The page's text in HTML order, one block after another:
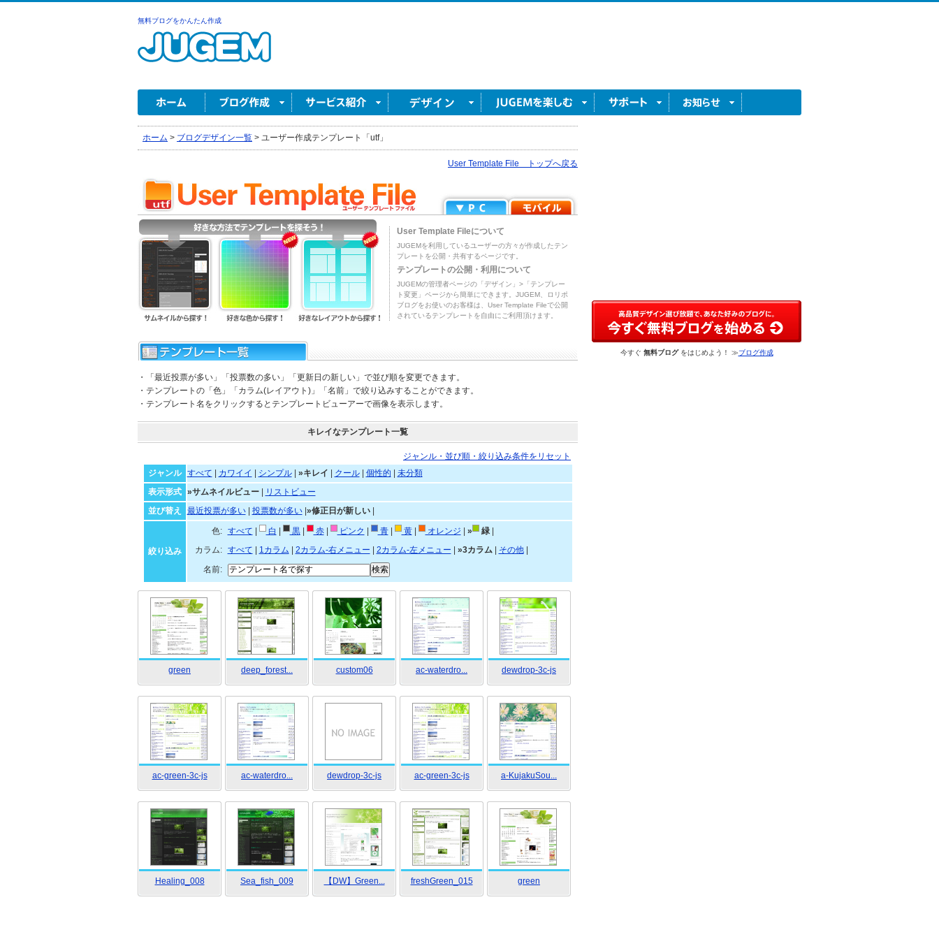
無料ブログをかんたん作成
ホーム > ブログデザイン一覧 > ユーザー作成テンプレート「utf」
User Template File トップへ戻る
User Template Fileについて
JUGEMを利用しているユーザーの方々が作成したテン
プレートを公開・共有するページです。
テンプレートの公開・利用について
JUGEMの管理者ページの「デザイン」>「テンプレー
ト変更」ページから簡単にできます。JUGEM、ロリポ
ブログをお使いのお客様は、User Template Fileで公開
されているテンプレートを自由にご利用頂けます。
・「最近投票が多い」「投票数の多い」「更新日の新しい」で並び順を変更できます。
・テンプレートの「色」「カラム(レイアウト)」「名前」で絞り込みすることができます。
・テンプレート名をクリックするとテンプレートビューアーで画像を表示します。
キレイなテンプレート一覧
ジャンル・並び順・絞り込み条件をリセット
ジャンル
すべて カワイイ シンプル| »キレイ クール| 個性的
未分類
表示形式
»サムネイルビュー|
リストビュー
並び替え
最近投票が多い| 投票数が多い| »修正日が新しい|
絞り込み
色: すべて 白 黒| 赤| ピンク 青| 黄| オレンジ » 緑|
カラム:
すべて 1カラム 2カラム-右メニュー 2カラム-左メニュー »3カラム| その他|
名前:
green deep_forest... custom06 ac-waterdro... dewdrop-3c-js
ac-green-3c-js ac-waterdro... dewdrop-3c-js ac-green-3c-js a-KujakuSou...
Healing_008 Sea_fish_009 【DW】Green... freshGreen_015 green
今すぐ 無料ブログをはじめよう！ ≫ブログ作成